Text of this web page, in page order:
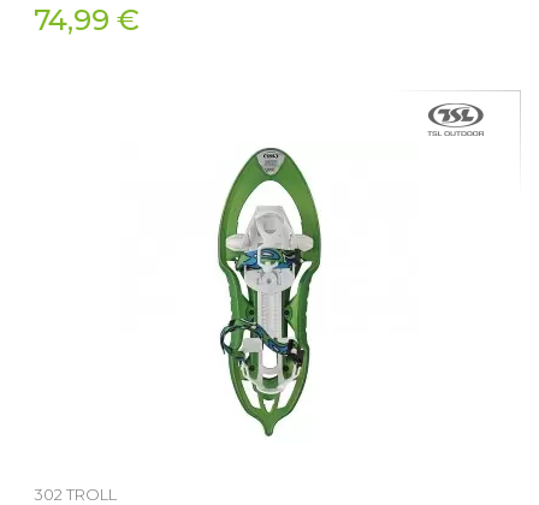
74,99 €
302 TROLL